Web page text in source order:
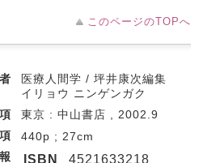
このページのTOPへ
医療人間学 / 坪井康次編集
イリョウ ニンゲンガク
東京 : 中山書店 , 2002.9
440p ; 27cm
ISBN 4521633218